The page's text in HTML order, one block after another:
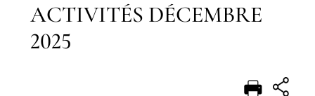
POLSKI
ACTIVITÉS DÉCEMBRE
2025